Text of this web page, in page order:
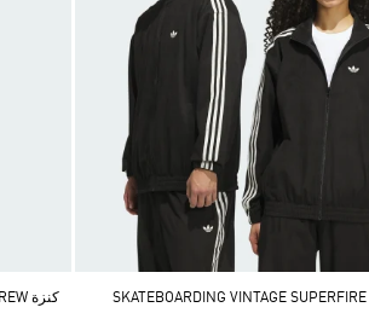
كنزة FOR ALL SEASON HOCKEY CREW